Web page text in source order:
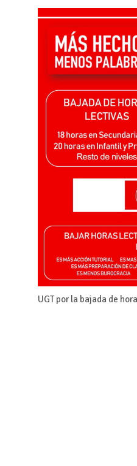
UGT por la bajada de